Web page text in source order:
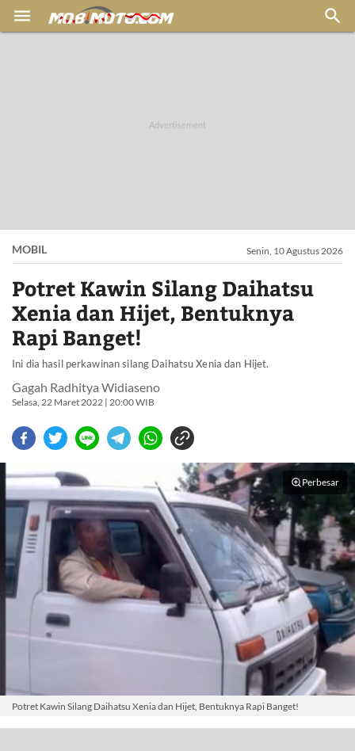
 
MOBIL Senin, 10 Agustus 2026
Potret Kawin Silang Daihatsu
Xenia dan Hijet, Bentuknya
Rapi Banget!
Ini dia hasil perkawinan silang Daihatsu Xenia dan Hijet.
Gagah Radhitya Widiaseno
Selasa, 22 Maret 2022 | 20:00 WIB
Perbesar
Potret Kawin Silang Daihatsu Xenia dan Hijet, Bentuknya Rapi Banget!